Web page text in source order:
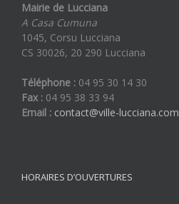
Mairie de Lucciana
A Casa Cumuna
1045, Corsu Lucciana
CS 30026, 20 290 Lucciana
Téléphone : 04 95 30 14 30
Fax : 04 95 38 33 94
Email : contact@ville-lucciana.com
HORAIRES D’OUVERTURES